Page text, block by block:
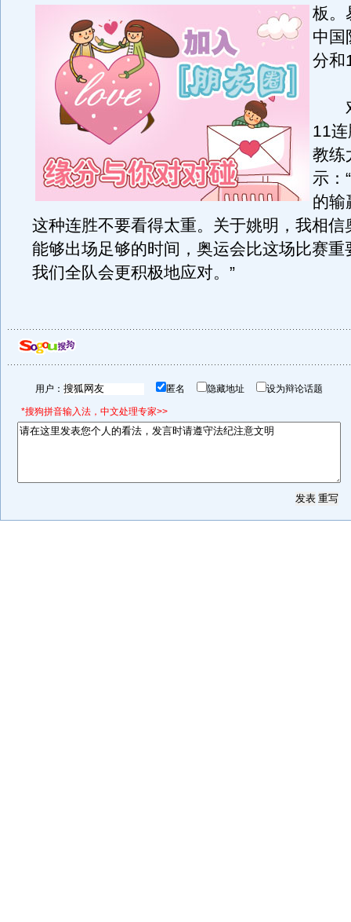
板。
中国
分和
对
11
教练
示：
的输
这种连胜不要看得太重。关于姚明，我相信
能够出场足够的时间，奥运会比这场比赛重
我们全队会更积极地应对。”
用户： 匿名 隐藏地址 设为辩论话题
*搜狗拼音输入法，中文处理专家>>